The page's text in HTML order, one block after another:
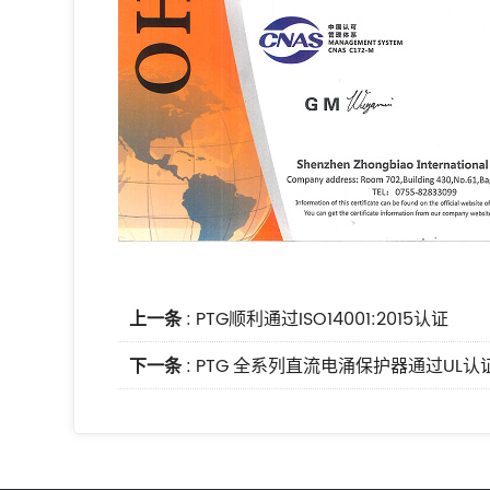
上一条: PTG顺利通过ISO14001:2015认证
下一条: PTG 全系列直流电涌保护器通过UL认